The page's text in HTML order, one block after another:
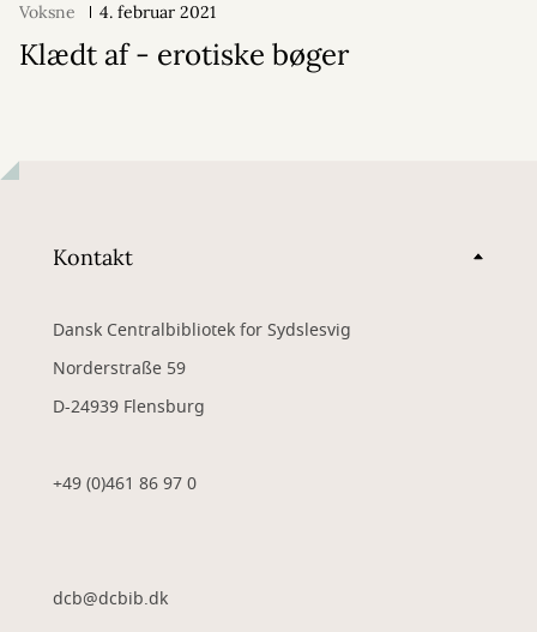
Voksne 4. februar 2021
Klædt af - erotiske bøger
Kontakt
Dansk Centralbibliotek for Sydslesvig
Norderstraße 59
D-24939 Flensburg
+49 (0)461 86 97 0
dcb@dcbib.dk